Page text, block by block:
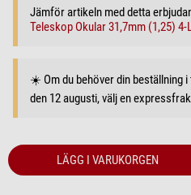
Jämför artikeln med detta
Teleskop Okular 31,7mm (1,25) 4-
☀️ Om du behöver din beställning
den 12 augusti, välj en
LÄGG I VARUKORGEN